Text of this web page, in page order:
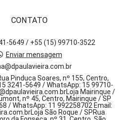
CONTATO
5649 / +55 (15) 99710-3522
Enviar mensagem
Pinduca Soares, nº 155, Centro,
3241-5649 / WhatsApp: 15 99710-
Mairinque /
nº 45, Centro, Mairinque / SP
/ WhatsApp: 11 992258702 Email:
São Roque / SPRua